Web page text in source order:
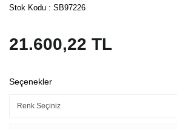
Stok Kodu : SB97226
21.600,22 TL
Seçenekler